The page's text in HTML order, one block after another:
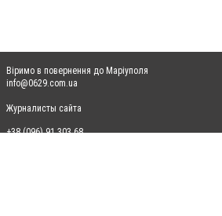
Віримо в повернення до Маріуполя
info@0629.com.ua
Журналисты сайта
+38 (096) 91 303 68